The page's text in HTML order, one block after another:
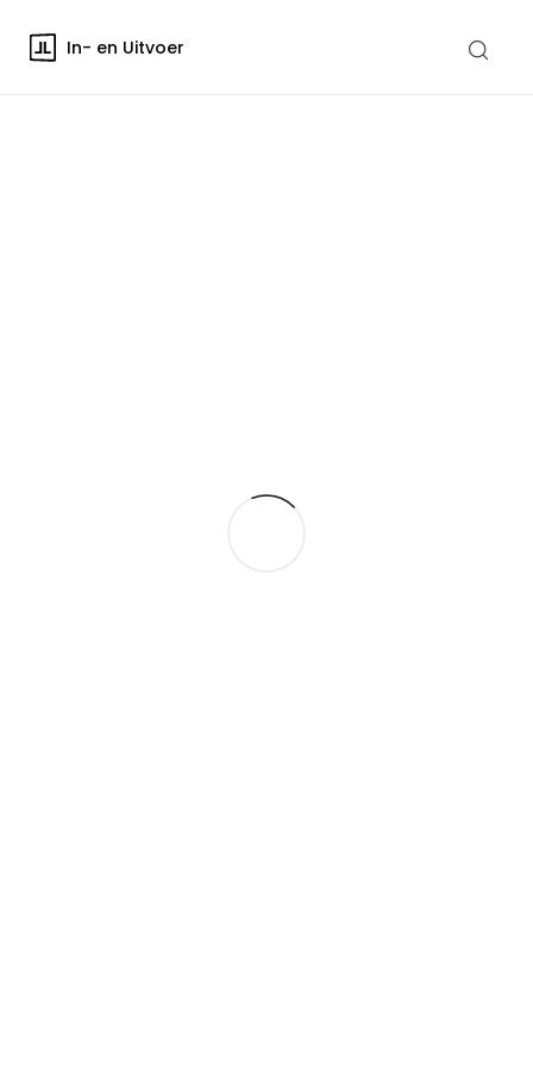
In- en Uitvoer